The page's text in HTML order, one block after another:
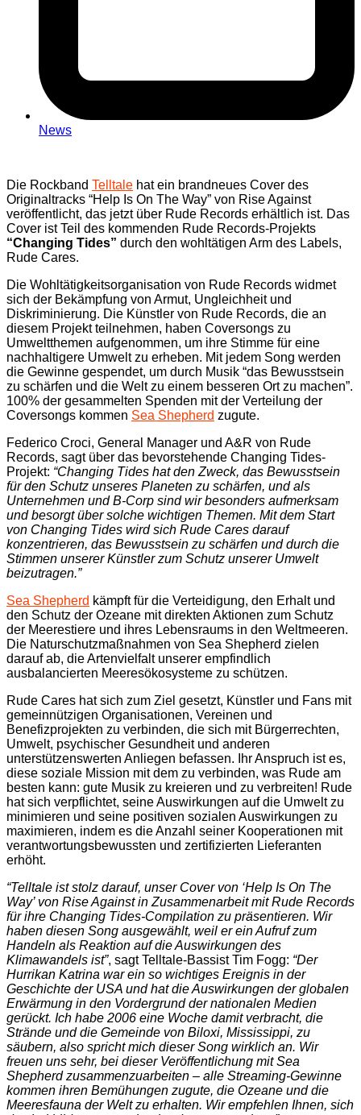
News
Die Rockband Telltale hat ein brandneues Cover des
Originaltracks “Help Is On The Way” von Rise Against
veröffentlicht, das jetzt über Rude Records erhältlich ist. Das
Cover ist Teil des kommenden Rude Records-Projekts
“Changing Tides” durch den wohltätigen Arm des Labels,
Rude Cares.
Die Wohltätigkeitsorganisation von Rude Records widmet
sich der Bekämpfung von Armut, Ungleichheit und
Diskriminierung. Die Künstler von Rude Records, die an
diesem Projekt teilnehmen, haben Coversongs zu
Umweltthemen aufgenommen, um ihre Stimme für eine
nachhaltigere Umwelt zu erheben. Mit jedem Song werden
die Gewinne gespendet, um durch Musik “das Bewusstsein
zu schärfen und die Welt zu einem besseren Ort zu machen”.
100% der gesammelten Spenden mit der Verteilung der
Coversongs kommen Sea Shepherd zugute.
Federico Croci, General Manager und A&R von Rude
Records, sagt über das bevorstehende Changing Tides-
Projekt: “Changing Tides hat den Zweck, das Bewusstsein
für den Schutz unseres Planeten zu schärfen, und als
Unternehmen und B-Corp sind wir besonders aufmerksam
und besorgt über solche wichtigen Themen. Mit dem Start
von Changing Tides wird sich Rude Cares darauf
konzentrieren, das Bewusstsein zu schärfen und durch die
Stimmen unserer Künstler zum Schutz unserer Umwelt
beizutragen.”
Sea Shepherd kämpft für die Verteidigung, den Erhalt und
den Schutz der Ozeane mit direkten Aktionen zum Schutz
der Meerestiere und ihres Lebensraums in den Weltmeeren.
Die Naturschutzmaßnahmen von Sea Shepherd zielen
darauf ab, die Artenvielfalt unserer empfindlich
ausbalancierten Meeresökosysteme zu schützen.
Rude Cares hat sich zum Ziel gesetzt, Künstler und Fans mit
gemeinnützigen Organisationen, Vereinen und
Benefizprojekten zu verbinden, die sich mit Bürgerrechten,
Umwelt, psychischer Gesundheit und anderen
unterstützenswerten Anliegen befassen. Ihr Anspruch ist es,
diese soziale Mission mit dem zu verbinden, was Rude am
besten kann: gute Musik zu kreieren und zu verbreiten! Rude
hat sich verpflichtet, seine Auswirkungen auf die Umwelt zu
minimieren und seine positiven sozialen Auswirkungen zu
maximieren, indem es die Anzahl seiner Kooperationen mit
verantwortungsbewussten und zertifizierten Lieferanten
erhöht.
“Telltale ist stolz darauf, unser Cover von ‘Help Is On The
Way’ von Rise Against in Zusammenarbeit mit Rude Records
für ihre Changing Tides-Compilation zu präsentieren. Wir
haben diesen Song ausgewählt, weil er ein Aufruf zum
Handeln als Reaktion auf die Auswirkungen des
Klimawandels ist”, sagt Telltale-Bassist Tim Fogg: “Der
Hurrikan Katrina war ein so wichtiges Ereignis in der
Geschichte der USA und hat die Auswirkungen der globalen
Erwärmung in den Vordergrund der nationalen Medien
gerückt. Ich habe 2006 eine Woche damit verbracht, die
Strände und die Gemeinde von Biloxi, Mississippi, zu
säubern, also spricht mich dieser Song wirklich an. Wir
freuen uns sehr, bei dieser Veröffentlichung mit Sea
Shepherd zusammenzuarbeiten – alle Streaming-Gewinne
kommen ihren Bemühungen zugute, die Ozeane und die
Meeresfauna der Welt zu erhalten. Wir empfehlen Ihnen, sich